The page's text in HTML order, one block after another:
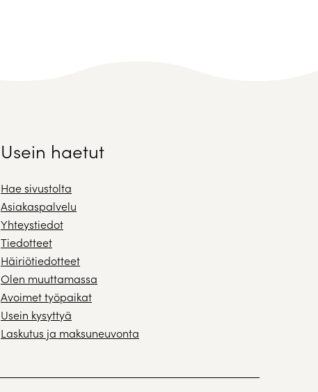
Usein haetut
Hae sivustolta
Asiakaspalvelu
Yhteystiedot
Tiedotteet
Häiriötiedotteet
Olen muuttamassa
Avoimet työpaikat
Usein kysyttyä
Laskutus ja maksuneuvonta